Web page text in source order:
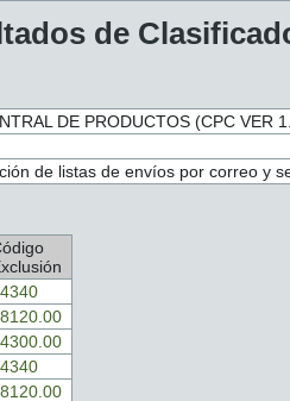
de
DE PRODUCTOS (CPC VER
de listas de envíos por correo y